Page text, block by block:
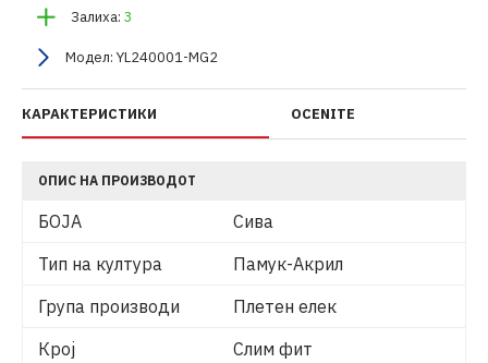
Залиха: 3
Модел: YL240001-MG2
КАРАКТЕРИСТИКИ OCENITE
ОПИС НА ПРОИЗВОДОТ
БОЈА
Сива
Тип на култура
Памук-Акрил
Група производи
Плетен елек
Крој
Слим фит